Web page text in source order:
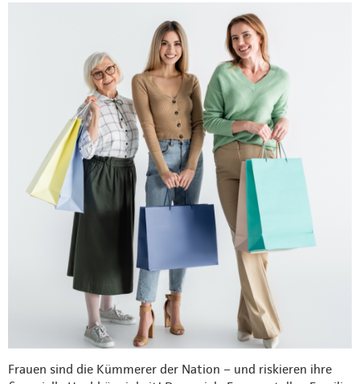
Frauen sind die Kümmerer der Nation – und riskieren ihre